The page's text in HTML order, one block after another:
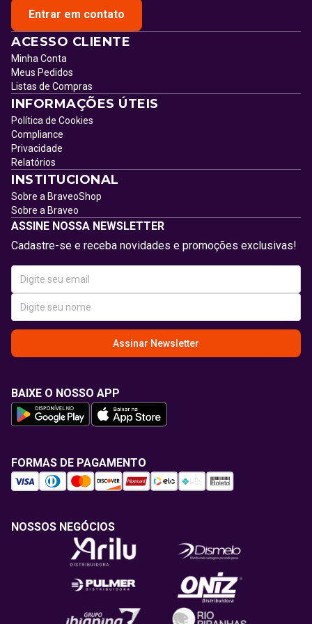
Entrar em contato
ACESSO CLIENTE
Minha Conta
Meus Pedidos
Listas de Compras
INFORMAÇÕES ÚTEIS
Política de Cookies
Compliance
Privacidade
Relatórios
INSTITUCIONAL
Sobre a BraveoShop
Sobre a Braveo
ASSINE NOSSA NEWSLETTER
Cadastre-se e receba novidades e promoções exclusivas!
Assinar Newsletter
BAIXE O NOSSO APP
FORMAS DE PAGAMENTO
NOSSOS NEGÓCIOS